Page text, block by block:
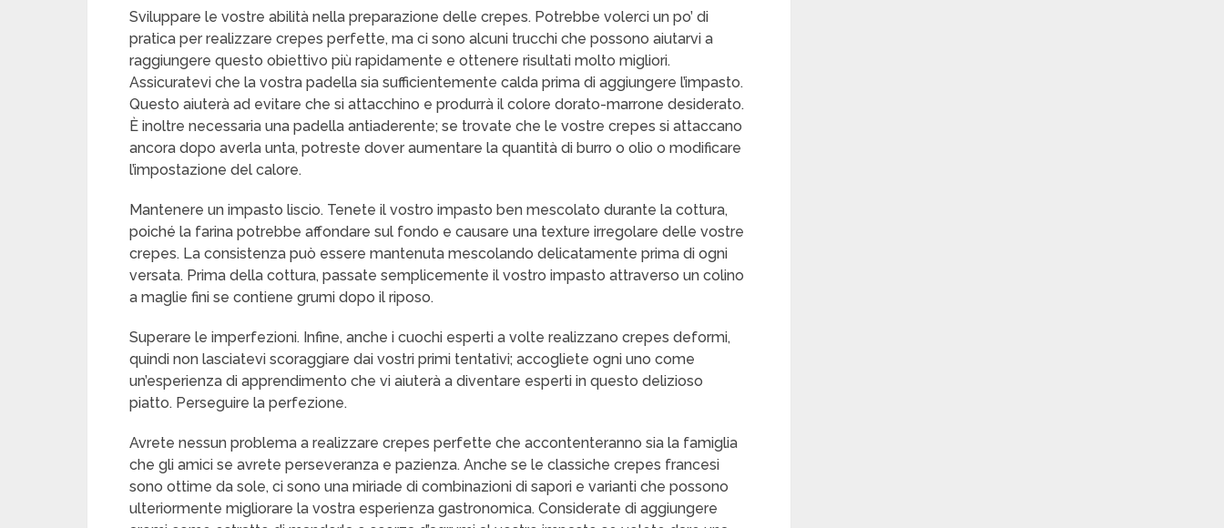
Sviluppare le vostre abilità nella preparazione delle crepes. Potrebbe volerci un po’ di
pratica per realizzare crepes perfette, ma ci sono alcuni trucchi che possono aiutarvi a
raggiungere questo obiettivo più rapidamente e ottenere risultati molto migliori.
Assicuratevi che la vostra padella sia sufficientemente calda prima di aggiungere l’impasto.
Questo aiuterà ad evitare che si attacchino e produrrà il colore dorato-marrone desiderato.
È inoltre necessaria una padella antiaderente; se trovate che le vostre crepes si attaccano
ancora dopo averla unta, potreste dover aumentare la quantità di burro o olio o modificare
l’impostazione del calore.
Mantenere un impasto liscio. Tenete il vostro impasto ben mescolato durante la cottura,
poiché la farina potrebbe affondare sul fondo e causare una texture irregolare delle vostre
crepes. La consistenza può essere mantenuta mescolando delicatamente prima di ogni
versata. Prima della cottura, passate semplicemente il vostro impasto attraverso un colino
a maglie fini se contiene grumi dopo il riposo.
Superare le imperfezioni. Infine, anche i cuochi esperti a volte realizzano crepes deformi,
quindi non lasciatevi scoraggiare dai vostri primi tentativi; accogliete ogni uno come
un’esperienza di apprendimento che vi aiuterà a diventare esperti in questo delizioso
piatto. Perseguire la perfezione.
Avrete nessun problema a realizzare crepes perfette che accontenteranno sia la famiglia
che gli amici se avrete perseveranza e pazienza. Anche se le classiche crepes francesi
sono ottime da sole, ci sono una miriade di combinazioni di sapori e varianti che possono
ulteriormente migliorare la vostra esperienza gastronomica. Considerate di aggiungere